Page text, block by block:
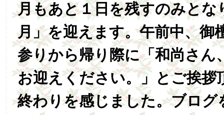
月もあと１日を残すのみとな
月」を迎えます。午前中、御
参りから帰り際に「和尚さん
お迎えください。」とご挨拶
終わりを感じました。ブログ